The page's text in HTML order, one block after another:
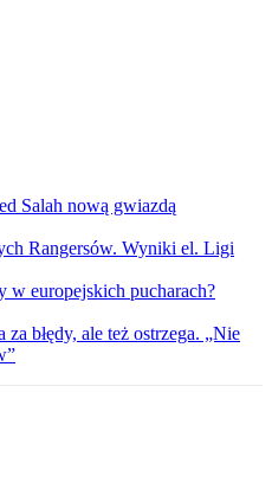
Salah nową gwiazdą
Rangersów. Wyniki el. Ligi
w europejskich pucharach?
błędy, ale też ostrzega. „Nie